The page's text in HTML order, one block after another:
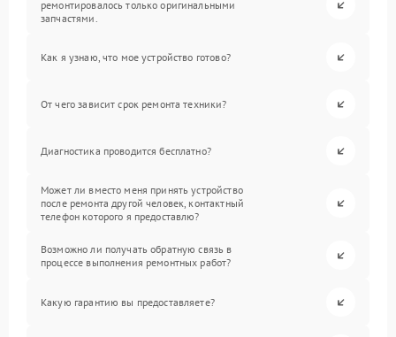
ремонтировалось только оригинальными
запчастями.
Как я узнаю, что мое устройство готово?
От чего зависит срок ремонта техники?
Диагностика проводится бесплатно?
Может ли вместо меня принять устройство
после ремонта другой человек, контактный
телефон которого я предоставлю?
Возможно ли получать обратную связь в
процессе выполнения ремонтных работ?
Какую гарантию вы предоставляете?